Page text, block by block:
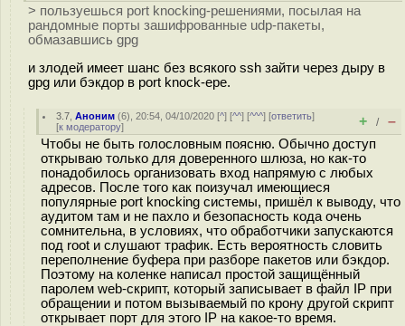
> пользуешься port knocking-решениями, посылая на
рандомные порты зашифрованные udp-пакеты,
обмазавшись gpg
и злодей имеет шанс без всякого ssh зайти через дыру в
gpg или бэкдор в port knock-ере.
3.7 ,Аноним (6), 20:54, 04/10/2020 [^] [^^] [^^^] [ответить]
[к модератору] + / –
Чтобы не быть голословным поясню. Обычно доступ
открываю только для доверенного шлюза, но как-то
понадобилось организовать вход напрямую с любых
адресов. После того как поизучал имеющиеся
популярные port knocking системы, пришёл к выводу, что
аудитом там и не пахло и безопасность кода очень
сомнительна, в условиях, что обработчики запускаются
под root и слушают трафик. Есть вероятность словить
переполнение буфера при разборе пакетов или бэкдор.
Поэтому на коленке написал простой защищённый
паролем web-скрипт, который записывает в файл IP при
обращении и потом вызываемый по крону другой скрипт
открывает порт для этого IP на какое-то время.